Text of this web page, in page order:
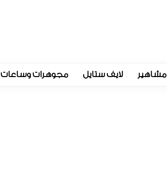
مشاهير لايف ستايل مجوهرات وساعات